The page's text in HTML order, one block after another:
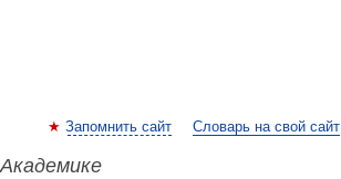
Запомнить сайт Словарь на свой сайт